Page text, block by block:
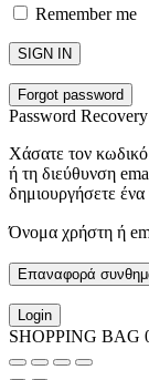
Remember me
SIGN IN
Forgot password
Password Recovery
Χάσατε τον
ή τη διεύθυνση
δημιουργήσετε
Όνομα χρήστη ή
Επαναφορά
Login
SHOPPING BAG